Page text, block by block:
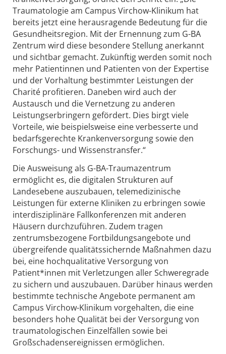
Traumatologie am Campus Virchow-Klinikum hat
bereits jetzt eine herausragende Bedeutung für die
Gesundheitsregion. Mit der Ernennung zum G-BA
Zentrum wird diese besondere Stellung anerkannt
und sichtbar gemacht. Zukünftig werden somit noch
mehr Patientinnen und Patienten von der Expertise
und der Vorhaltung bestimmter Leistungen der
Charité profitieren. Daneben wird auch der
Austausch und die Vernetzung zu anderen
Leistungserbringern gefördert. Dies birgt viele
Vorteile, wie beispielsweise eine verbesserte und
bedarfsgerechte Krankenversorgung sowie den
Forschungs- und Wissenstransfer.“
Die Ausweisung als G-BA-Traumazentrum
ermöglicht es, die digitalen Strukturen auf
Landesebene auszubauen, telemedizinische
Leistungen für externe Kliniken zu erbringen sowie
interdisziplinäre Fallkonferenzen mit anderen
Häusern durchzuführen. Zudem tragen
zentrumsbezogene Fortbildungsangebote und
übergreifende qualitätssichernde Maßnahmen dazu
bei, eine hochqualitative Versorgung von
Patient*innen mit Verletzungen aller Schweregrade
zu sichern und auszubauen. Darüber hinaus werden
bestimmte technische Angebote permanent am
Campus Virchow-Klinikum vorgehalten, die eine
besonders hohe Qualität bei der Versorgung von
traumatologischen Einzelfällen sowie bei
Großschadensereignissen ermöglichen.